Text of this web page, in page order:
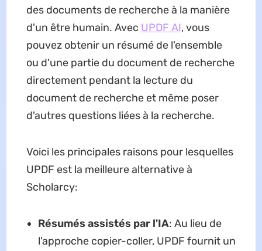
des documents de recherche à la manière
d'un être humain. Avec UPDF AI, vous
pouvez obtenir un résumé de l'ensemble
ou d'une partie du document de recherche
directement pendant la lecture du
document de recherche et même poser
d'autres questions liées à la recherche.
Voici les principales raisons pour lesquelles
UPDF est la meilleure alternative à
Scholarcy:
Résumés assistés par l'IA: Au lieu de
l'approche copier-coller, UPDF fournit un